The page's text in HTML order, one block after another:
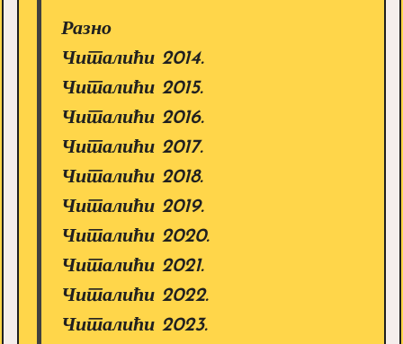
Разно
Читалићи 2014.
Читалићи 2015.
Читалићи 2016.
Читалићи 2017.
Читалићи 2018.
Читалићи 2019.
Читалићи 2020.
Читалићи 2021.
Читалићи 2022.
Читалићи 2023.